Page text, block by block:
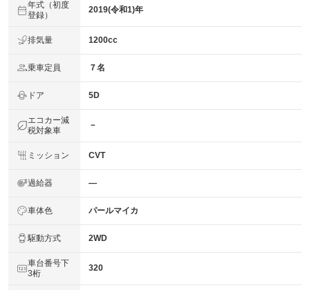
年式（初度
登録）
2019(令和1)年
排気量 1200cc
乗車定員 ７名
ドア 5D
エコカー減
税対象車
－
ミッション CVT
過給器 ―
車体色 パールマイカ
駆動方式 2WD
車台番号下
3桁
320